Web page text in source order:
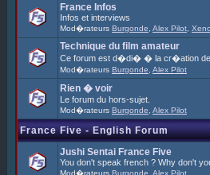
France Infos
Infos et interviews
Mod�rateurs Burgonde Alex Pilot
Technique du film amateur
Ce forum est d�di� � la cr�ation de
Mod�rateurs Burgonde Alex Pilot
Rien � voir
Le forum du hors-sujet.
Mod�rateurs Burgonde Alex Pilot
France Five - English Forum
Jushi Sentai France Five
You don't speak french ? Why don't
Mod�rateurs Burgonde Alex Pilot